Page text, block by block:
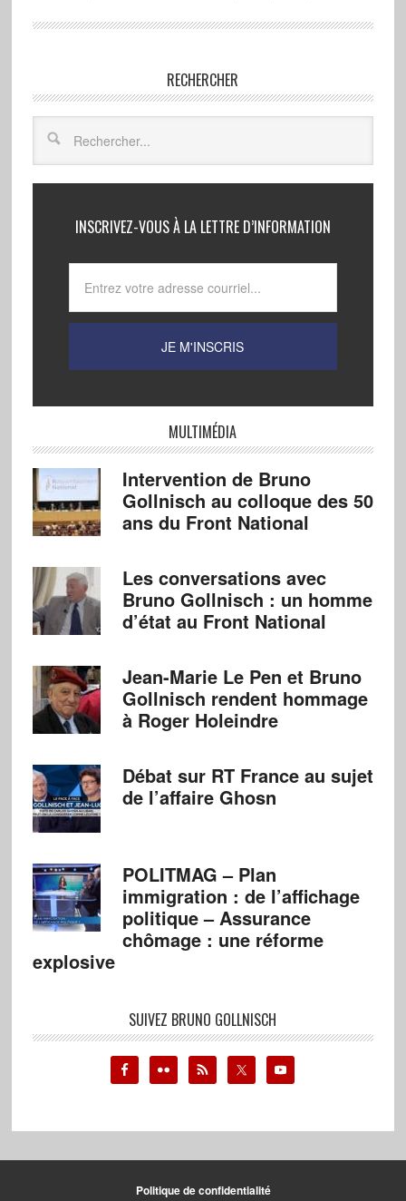
RECHERCHER
INSCRIVEZ-VOUS À LA LETTRE D’INFORMATION
MULTIMÉDIA
Intervention de Bruno
Gollnisch au colloque des 50
ans du Front National
Les conversations avec
Bruno Gollnisch : un homme
d’état au Front National
Jean-Marie Le Pen et Bruno
Gollnisch rendent hommage
à Roger Holeindre
Débat sur RT France au sujet
de l’affaire Ghosn
POLITMAG – Plan
immigration : de l’affichage
politique – Assurance
chômage : une réforme
explosive
SUIVEZ BRUNO GOLLNISCH
Politique de confidentialité